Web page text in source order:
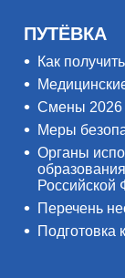
ПУТЁВКА
Как
Смены 2026
Меры
Органы
Российской
Перечень
Подготовка